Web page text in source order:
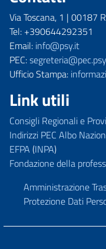
Via Toscana, 1 | 00187
Tel: +390644292351
Email: info@psy.it
PEC:
Ufficio Stampa:
Link utili
Consigli Regionali e
Indirizzi PEC Albo
EFPA (INPA)
Fondazione della
Amministrazione
Protezione Dati